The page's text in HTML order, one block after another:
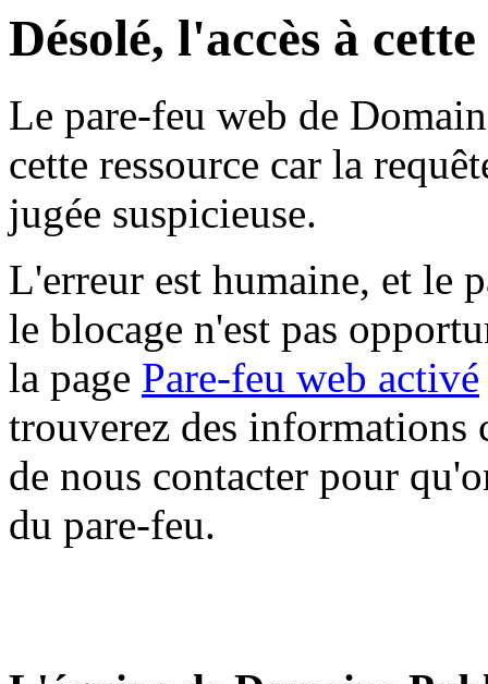
Désolé, l'accès à
Le pare-feu web de
cette ressource car la
jugée suspicieuse.
L'erreur est humaine, et le
le blocage n'est pas
la page Pare-feu web activé
trouverez des informations
de nous contacter pour
du pare-feu.